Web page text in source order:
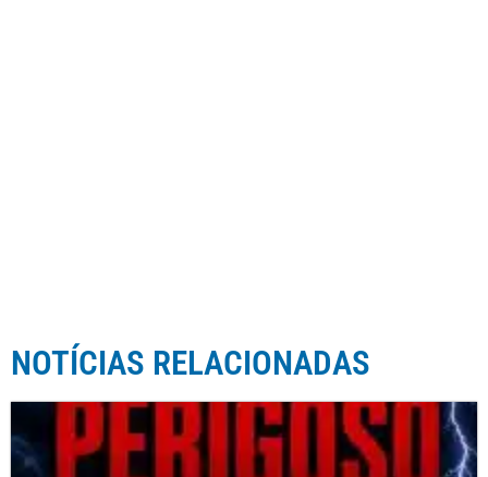
NOTÍCIAS RELACIONADAS